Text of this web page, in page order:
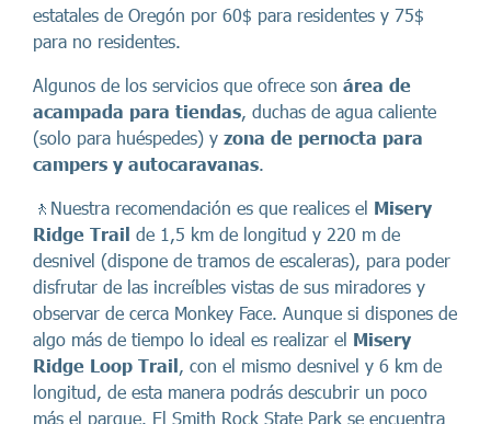
estatales de Oregón por 60$ para residentes y 75$
para no residentes.
Algunos de los servicios que ofrece son área de
acampada para tiendas, duchas de agua caliente
(solo para huéspedes) y zona de pernocta para
campers y autocaravanas.
🚶Nuestra recomendación es que realices el Misery
Ridge Trail de 1,5 km de longitud y 220 m de
desnivel (dispone de tramos de escaleras), para poder
disfrutar de las increíbles vistas de sus miradores y
observar de cerca Monkey Face. Aunque si dispones de
algo más de tiempo lo ideal es realizar el Misery
Ridge Loop Trail, con el mismo desnivel y 6 km de
longitud, de esta manera podrás descubrir un poco
más el parque. El Smith Rock State Park se encuentra